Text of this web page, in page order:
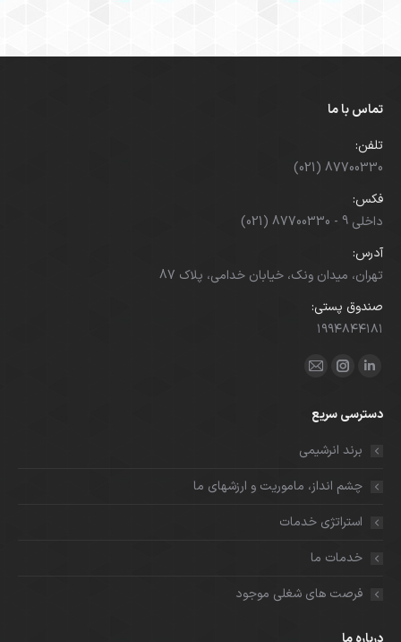
تماس با ما
تلفن:
(021) 87700330
فکس:
(021) 87700330 - داخلی 9
آدرس:
تهران، میدان ونک، خیابان خدامی، پلاک 87
صندوق پستی:
۱۹۹۴۸۴۴۱۸۱
ما را دنبال کنید در:
لینکدین
کردن
برگه
پنجره
جدید
اینستاگرام
کردن
برگه
پنجره
جدید
ایمیل
کردن
برگه
پنجره
جدید
دسترسی سریع
برند انرشیمی
چشم انداز، ماموریت و ارزشهای ما
استراتژی خدمات
خدمات ما
فرصت های شغلی موجود